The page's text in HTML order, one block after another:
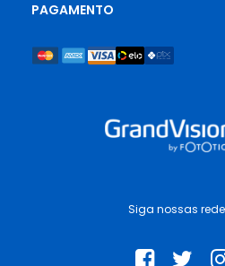
Siga nossas
PAGAMENTO